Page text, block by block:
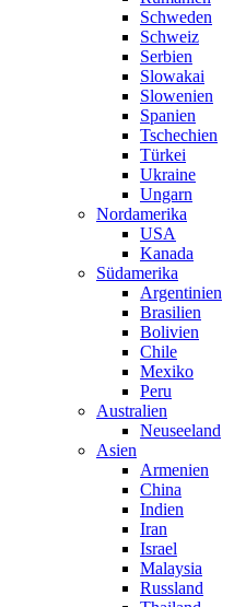
Schweden
Schweiz
Serbien
Slowakai
Slowenien
Spanien
Tschechien
Türkei
Ukraine
Ungarn
Nordamerika
USA
Kanada
Südamerika
Argentinien
Brasilien
Bolivien
Chile
Mexiko
Peru
Australien
Neuseeland
Asien
Armenien
China
Indien
Iran
Israel
Malaysia
Russland